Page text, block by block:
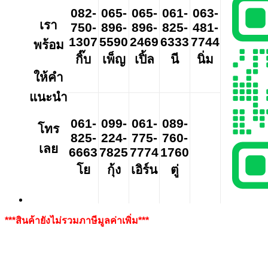
เรา
พร้อม
ให้คำ
แนะนำ
โทร
เลย
082-
750-
1307
กิ๊บ
065-
896-
5590
เพ็ญ
065-
896-
2469
เปิ้ล
061-
825-
6333
นี
063-
481-
7744
นิ่ม
061-
825-
6663
โย
099-
224-
7825
กุ้ง
061-
775-
7774
เอิร์น
089-
760-
1760
ตู่
***สินค้ายังไม่รวมภาษีมูลค่าเพิ่ม***